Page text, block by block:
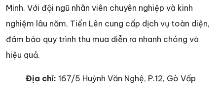
Minh. Với đội ngũ nhân viên chuyên nghiệp và kinh
nghiệm lâu năm, Tiến Lên cung cấp dịch vụ toàn diện,
đảm bảo quy trình thu mua diễn ra nhanh chóng và
hiệu quả.
Địa chỉ: 167/5 Huỳnh Văn Nghệ, P.12, Gò Vấp